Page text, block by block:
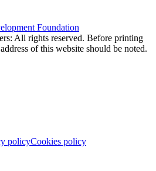
Foundation
All rights reserved. Before printing
of this website should be noted.
policyCookies policy